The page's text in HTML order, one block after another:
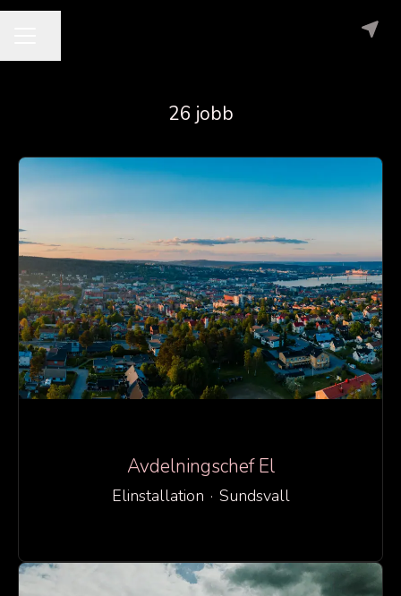
26 jobb
Avdelningschef El
Elinstallation · Sundsvall